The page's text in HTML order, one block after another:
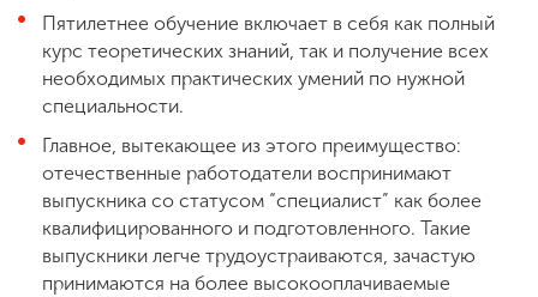
Пятилетнее обучение включает в себя как полный
курс теоретических знаний, так и получение всех
необходимых практических умений по нужной
специальности.
Главное, вытекающее из этого преимущество:
отечественные работодатели воспринимают
выпускника со статусом “специалист” как более
квалифицированного и подготовленного. Такие
выпускники легче трудоустраиваются, зачастую
принимаются на более высокооплачиваемые